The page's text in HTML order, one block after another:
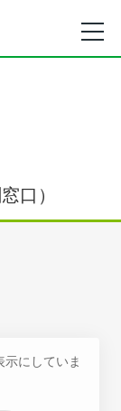
口）
にしていま